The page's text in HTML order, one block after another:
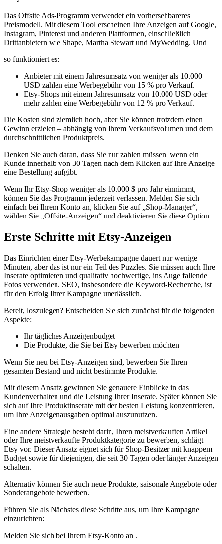
Das Offsite Ads-Programm verwendet ein vorhersehbareres
Preismodell. Mit diesem Tool erscheinen Ihre Anzeigen auf Google,
Instagram, Pinterest und anderen Plattformen, einschließlich
Drittanbietern wie Shape, Martha Stewart und MyWedding. Und
so funktioniert es:
Anbieter mit einem Jahresumsatz von weniger als 10.000
USD zahlen eine Werbegebühr von 15 % pro Verkauf.
Etsy-Shops mit einem Jahresumsatz von 10.000 USD oder
mehr zahlen eine Werbegebühr von 12 % pro Verkauf.
Die Kosten sind ziemlich hoch, aber Sie können trotzdem einen
Gewinn erzielen – abhängig von Ihrem Verkaufsvolumen und dem
durchschnittlichen Produktpreis.
Denken Sie auch daran, dass Sie nur zahlen müssen, wenn ein
Kunde innerhalb von 30 Tagen nach dem Klicken auf Ihre Anzeige
eine Bestellung aufgibt.
Wenn Ihr Etsy-Shop weniger als 10.000 $ pro Jahr einnimmt,
können Sie das Programm jederzeit verlassen. Melden Sie sich
einfach bei Ihrem Konto an, klicken Sie auf „Shop-Manager“,
wählen Sie „Offsite-Anzeigen“ und deaktivieren Sie diese Option.
Erste Schritte mit Etsy-Anzeigen
Das Einrichten einer Etsy-Werbekampagne dauert nur wenige
Minuten, aber das ist nur ein Teil des Puzzles. Sie müssen auch Ihre
Inserate optimieren und qualitativ hochwertige, ins Auge fallende
Fotos verwenden. SEO, insbesondere die Keyword-Recherche, ist
für den Erfolg Ihrer Kampagne unerlässlich.
Bereit, loszulegen? Entscheiden Sie sich zunächst für die folgenden
Aspekte:
Ihr tägliches Anzeigenbudget
Die Produkte, die Sie bei Etsy bewerben möchten
Wenn Sie neu bei Etsy-Anzeigen sind, bewerben Sie Ihren
gesamten Bestand und nicht bestimmte Produkte.
Mit diesem Ansatz gewinnen Sie genauere Einblicke in das
Kundenverhalten und die Leistung Ihrer Inserate. Später können Sie
sich auf Ihre Produktinserate mit der besten Leistung konzentrieren,
um Ihre Anzeigenausgaben optimal auszunutzen.
Eine andere Strategie besteht darin, Ihren meistverkauften Artikel
oder Ihre meistverkaufte Produktkategorie zu bewerben, schlägt
Etsy vor. Dieser Ansatz eignet sich für Shop-Besitzer mit knappem
Budget sowie für diejenigen, die seit 30 Tagen oder länger Anzeigen
schalten.
Alternativ können Sie auch neue Produkte, saisonale Angebote oder
Sonderangebote bewerben.
Führen Sie als Nächstes diese Schritte aus, um Ihre Kampagne
einzurichten:
Melden Sie sich bei Ihrem Etsy-Konto an .